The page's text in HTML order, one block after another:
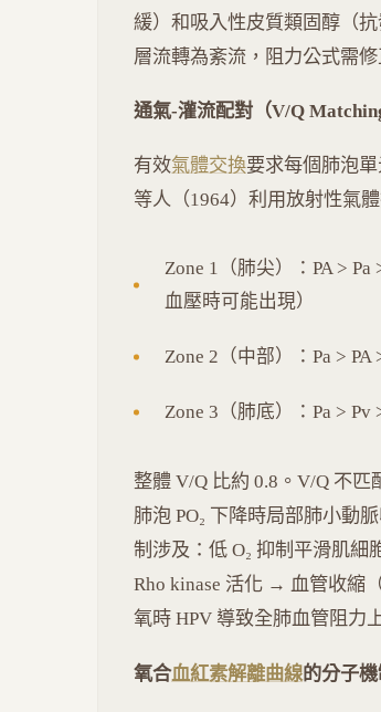
緩）和吸入性皮質類固醇（
層流轉為紊流，阻力公式需修
通氣-灌流配對（V/Q
有效氣體交換要求每個肺泡
等人（1964）利用放射性氣
Zone 1（肺尖）：PA >
血壓時可能出現）
Zone 2（中部）：Pa >
Zone 3（肺底）：Pa >
整體 V/Q 比約 0.8。V/Q 不
肺泡 PO₂ 下降時局部肺小動
制涉及：低 O₂ 抑制平滑肌
Rho kinase 活化 → 血管收縮
氧時 HPV 導致全肺血管阻力
氧合血紅素解離曲線的分子機